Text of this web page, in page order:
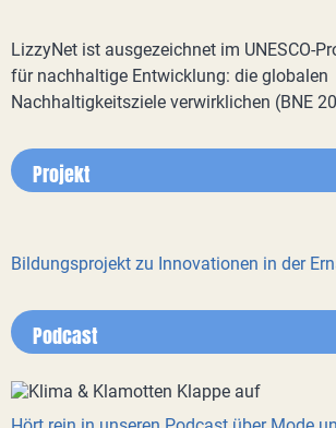
LizzyNet ist ausgezeichnet im UNESCO-
für nachhaltige Entwicklung: die globalen
Nachhaltigkeitsziele verwirklichen (BNE
Projekt
Bildungsprojekt zu Innovationen in der
Podcast